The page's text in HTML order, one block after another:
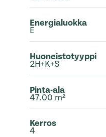
Energialuokka
E
Huoneistotyyppi
2H+K+S
Pinta-ala
47.00 m²
Kerros
4